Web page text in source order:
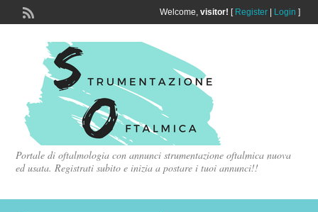
Welcome, visitor! [ Register| Login ]
Portale di oftalmologia con annunci strumentazione oftalmica nuova
ed usata. Registrati subito e inizia a postare i tuoi annunci!!